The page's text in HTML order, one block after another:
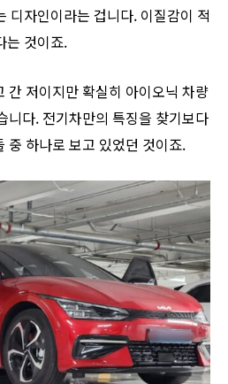
디자인이라는 겁니다. 이질감이 적
는 것이죠.
간 저이지만 확실히 아이오닉 차량
니다. 전기차만의 특징을 찾기보다
중 하나로 보고 있었던 것이죠.